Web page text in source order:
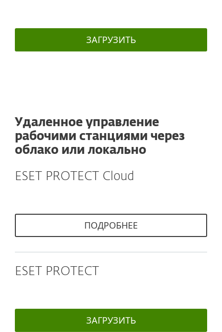
ЗАГРУЗИТЬ
Удаленное управление
рабочими станциями через
облако или локально
ESET PROTECT Cloud
ПОДРОБНЕЕ
ESET PROTECT
ЗАГРУЗИТЬ